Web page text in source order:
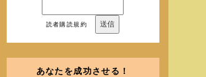
読者購読規約
あなたを成功させる！